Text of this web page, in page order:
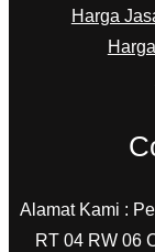
Harga
Alamat Kami :
RT 04 RW 06